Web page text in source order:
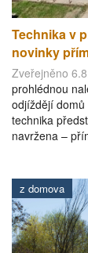
Technika v
novinky
Zveřejněno
prohlédnou
odjíždějí
technika
navržena –
z domova